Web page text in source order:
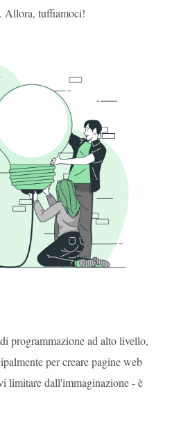
Allora, tuffiamoci!
programmazione ad alto livello,
per creare pagine web
limitare dall'immaginazione - è